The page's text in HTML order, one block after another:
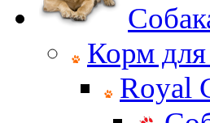
Корм для
Royal